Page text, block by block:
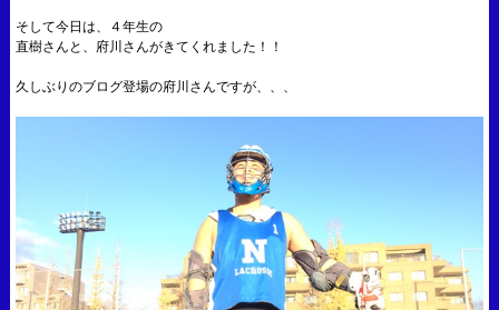
そして今日は、４年生の
直樹さんと、府川さんがきてくれました！！
久しぶりのブログ登場の府川さんですが、、、